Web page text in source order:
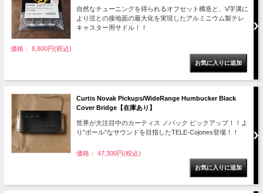
自然なチューニングを得られるオフセット構造と、V字溝に
より弦との接地面の最大化を実現したアルミニウム製テレ
キャスター用サドル！！
価格： 8,800円(税込)
Curtis Novak Pickups/WideRange Humbucker Black
Cover Bridge【在庫あり】
世界が大注目中のカーティス ノバック ピックアップ！！よ
り”ボール”なサウンドを目指したTELE-Cojones登場！！
価格： 47,300円(税込)